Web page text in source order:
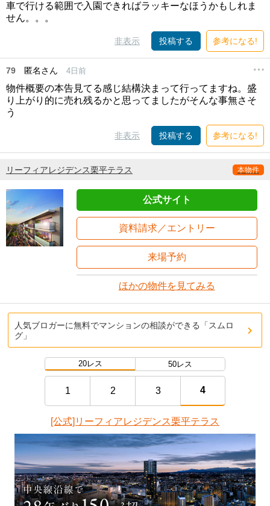
車で行ける範囲で入園できればラッキーなほうかもしれま
せん。。。
非表示 投稿する 参考になる!
79 匿名さん 4日前
物件概要の本告見てる感じ結構決まって行ってますね。盛
り上がり的に売れ残るかと思ってましたがそんな事無さそ
う
非表示 投稿する 参考になる!
リーフィアレジデンス栗平テラス 本物件
公式サイト
資料請求／エントリー
来場予約
ほかの物件を見てみる
人気ブロガーに無料でマンションの相談ができる「スムロ
グ」
20レス 50レス
1 2 3 4
[公式]リーフィアレジデンス栗平テラス